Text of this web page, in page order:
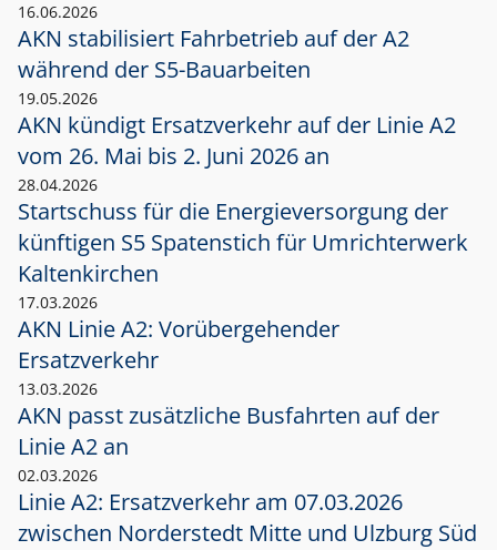
16.06.2026
AKN stabilisiert Fahrbetrieb auf der A2
während der S5-Bauarbeiten
19.05.2026
AKN kündigt Ersatzverkehr auf der Linie A2
vom 26. Mai bis 2. Juni 2026 an
28.04.2026
Startschuss für die Energieversorgung der
künftigen S5 Spatenstich für Umrichterwerk
Kaltenkirchen
17.03.2026
AKN Linie A2: Vorübergehender
Ersatzverkehr
13.03.2026
AKN passt zusätzliche Busfahrten auf der
Linie A2 an
02.03.2026
Linie A2: Ersatzverkehr am 07.03.2026
zwischen Norderstedt Mitte und Ulzburg Süd